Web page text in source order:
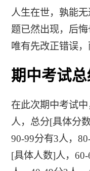
人生在世，孰能
题已然出现，后
唯有先改正错误，
期中考试
在此次期中考试
人，总分[具体分
90-99分有3人，
[具体人数]人，